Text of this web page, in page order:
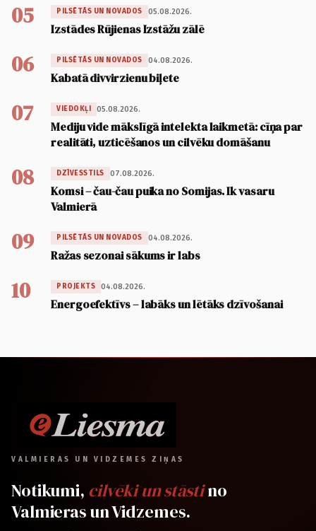
05 PILSĒTĀS UN NOVADOS 05.08.2026.
Izstādes Rūjienas Izstāžu zālē
06 PILSĒTĀS UN NOVADOS 04.08.2026.
Kabatā divvirzienu biļete
07 VIEDOKĻI 05.08.2026.
Mediju vide mākslīgā intelekta laikmetā: cīņa par
realitāti, uzticēšanos un cilvēku domāšanu
08 DZĪVESSTILS 07.08.2026.
Komsi – čau-čau puika no Somijas. Ik vasaru
Valmierā
09 PILSĒTĀS UN NOVADOS 04.08.2026.
Ražas sezonai sākums ir labs
10 PROJEKTS 04.08.2026.
Energoefektīvs – labāks un lētāks dzīvošanai
VALMIERAS UN VIDZEMES ZIŅAS
Notikumi, cilvēki un stāstino
Valmieras un Vidzemes.